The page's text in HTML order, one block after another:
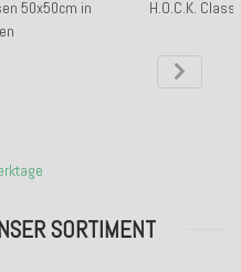
50x50cm in
H.O.C.K.
SORTIMENT